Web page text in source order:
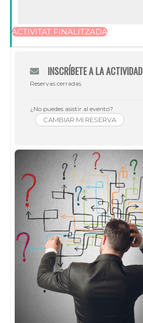
ACTIVITAT FINALITZADA
INSCRÍBETE A LA ACTIVIDAD
Reservas cerradas
¿No puedes asistir al evento?
CAMBIAR MI RESERVA